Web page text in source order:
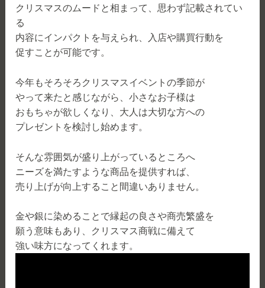
クリスマスのムードと相まって、思わず記載されてい
る
内容にインパクトを与えられ、入店や購買行動を
促すことが可能です。
今年もそろそろクリスマスイベントの季節が
やって来たと感じながら、小さなお子様は
おもちゃが欲しくなり、大人は大切な方への
プレゼントを検討し始めます。
そんな雰囲気が盛り上がっているところへ
ニーズを満たすような商品を提供すれば、
売り上げが向上すること間違いありません。
金や銀に染めることで縁起の良さや商売繁盛を
願う意味もあり、クリスマス商戦に備えて
強い味方になってくれます。